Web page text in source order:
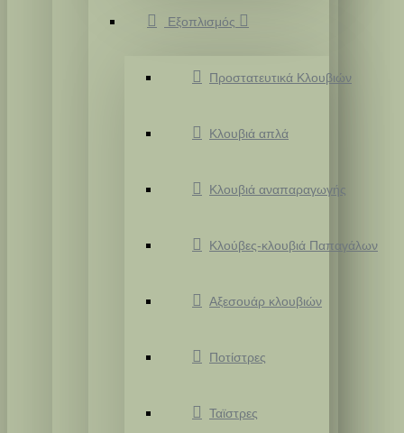
Εξοπλισμός
Προστατευτικά Κλουβιών
Κλουβιά απλά
Κλουβιά αναπαραγωγής
Κλούβες-κλουβιά Παπαγάλων
Αξεσουάρ κλουβιών
Ποτίστρες
Ταϊστρες